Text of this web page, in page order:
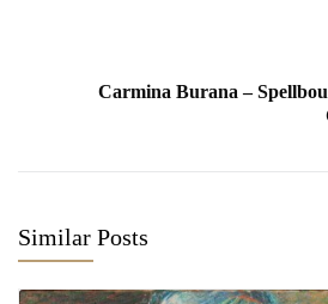
Carmina Burana –
Similar Posts